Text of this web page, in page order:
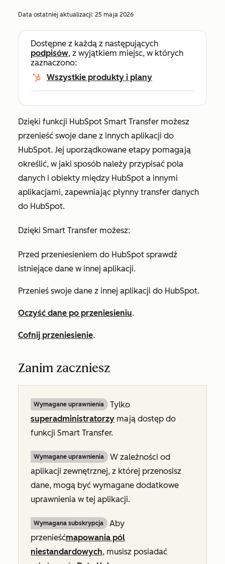
Data ostatniej aktualizacji: 25 maja 2026
Dostępne z każdą z następujących
podpisów, z wyjątkiem miejsc, w których
zaznaczono:
Wszystkie produkty i plany
Dzięki funkcji HubSpot Smart Transfer możesz
przenieść swoje dane z innych aplikacji do
HubSpot. Jej uporządkowane etapy pomagają
określić, w jaki sposób należy przypisać pola
danych i obiekty między HubSpot a innymi
aplikacjami, zapewniając płynny transfer danych
do HubSpot.
Dzięki Smart Transfer możesz:
Przed przeniesieniem do HubSpot sprawdź
istniejące dane w innej aplikacji.
Przenieś swoje dane z innej aplikacji do HubSpot.
Oczyść dane po przeniesieniu.
Cofnij przeniesienie.
Zanim zaczniesz
Wymagane uprawnienia
Tylko
superadministratorzy mają dostęp do
funkcji Smart Transfer.
Wymagane uprawnienia
W zależności od
aplikacji zewnętrznej, z której przenosisz
dane, mogą być wymagane dodatkowe
uprawnienia w tej aplikacji.
Wymagana subskrypcja
Aby
przenieśćmapowania pól
niestandardowych, musisz posiadać